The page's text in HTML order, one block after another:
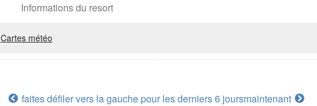
Informations du resort
Cartes météo
faites défiler vers la gauche pour les derniers 6 joursmaintenant